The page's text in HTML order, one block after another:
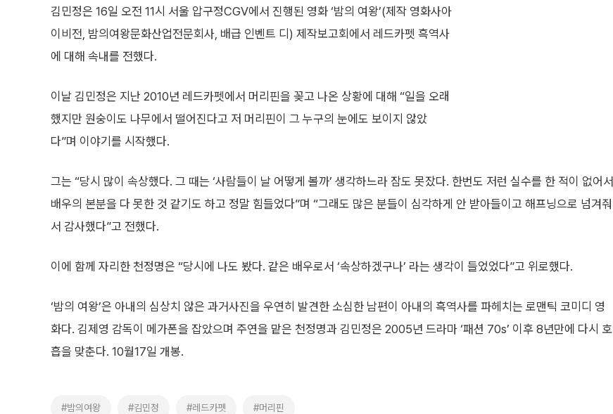
김민정은 16일 오전 11시 서울 압구정CGV에서 진행된 영화 ‘밤의 여왕’(제작 영화사아
이비전, 밤의여왕문화산업전문회사, 배급 인벤트 디) 제작보고회에서 레드카펫 흑역사
에 대해 속내를 전했다.
이날 김민정은 지난 2010년 레드카펫에서 머리핀을 꽂고 나온 상황에 대해 “일을 오래
했지만 원숭이도 나무에서 떨어진다고 저 머리핀이 그 누구의 눈에도 보이지 않았
다”며 이야기를 시작했다.
그는 “당시 많이 속상했다. 그 때는 ‘사람들이 날 어떻게 볼까’ 생각하느라 잠도 못잤다. 한번도 저런 실수를 한 적이 없어서
배우의 본분을 다 못한 것 같기도 하고 정말 힘들었다”며 “그래도 많은 분들이 심각하게 안 받아들이고 해프닝으로 넘겨줘
서 감사했다”고 전했다.
이에 함께 자리한 천정명은 “당시에 나도 봤다. 같은 배우로서 ‘속상하겠구나’ 라는 생각이 들었었다”고 위로했다.
‘밤의 여왕’은 아내의 심상치 않은 과거사진을 우연히 발견한 소심한 남편이 아내의 흑역사를 파헤치는 로맨틱 코미디 영
화다. 김제영 감독이 메가폰을 잡았으며 주연을 맡은 천정명과 김민정은 2005년 드라마 ‘패션 70s’ 이후 8년만에 다시 호
흡을 맞춘다. 10월17일 개봉.
#밤의여왕 #김민정 #레드카펫 #머리핀